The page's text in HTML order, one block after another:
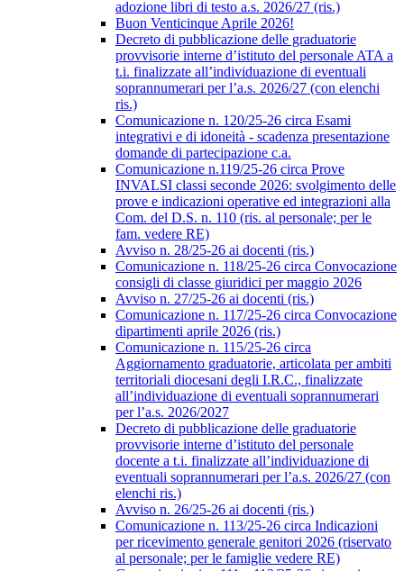
adozione libri di testo a.s. 2026/27 (ris.)
Buon Venticinque Aprile 2026!
Decreto di pubblicazione delle graduatorie
provvisorie interne d’istituto del personale ATA a
t.i. finalizzate all’individuazione di eventuali
soprannumerari per l’a.s. 2026/27 (con elenchi
ris.)
Comunicazione n. 120/25-26 circa Esami
integrativi e di idoneità - scadenza presentazione
domande di partecipazione c.a.
Comunicazione n.119/25-26 circa Prove
INVALSI classi seconde 2026: svolgimento delle
prove e indicazioni operative ed integrazioni alla
Com. del D.S. n. 110 (ris. al personale; per le
fam. vedere RE)
Avviso n. 28/25-26 ai docenti (ris.)
Comunicazione n. 118/25-26 circa Convocazione
consigli di classe giuridici per maggio 2026
Avviso n. 27/25-26 ai docenti (ris.)
Comunicazione n. 117/25-26 circa Convocazione
dipartimenti aprile 2026 (ris.)
Comunicazione n. 115/25-26 circa
Aggiornamento graduatorie, articolata per ambiti
territoriali diocesani degli I.R.C., finalizzate
all’individuazione di eventuali soprannumerari
per l’a.s. 2026/2027
Decreto di pubblicazione delle graduatorie
provvisorie interne d’istituto del personale
docente a t.i. finalizzate all’individuazione di
eventuali soprannumerari per l’a.s. 2026/27 (con
elenchi ris.)
Avviso n. 26/25-26 ai docenti (ris.)
Comunicazione n. 113/25-26 circa Indicazioni
per ricevimento generale genitori 2026 (riservato
al personale; per le famiglie vedere RE)